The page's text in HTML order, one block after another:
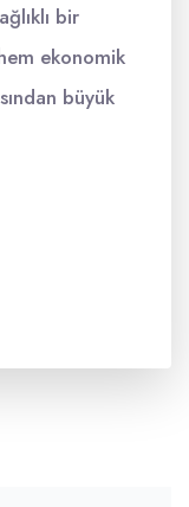
bir
ekonomik
büyük